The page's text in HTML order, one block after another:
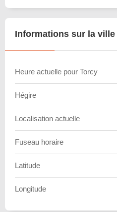
Informations sur la ville
Heure actuelle pour Torcy
Hégire
Localisation actuelle
Fuseau horaire
Latitude
Longitude